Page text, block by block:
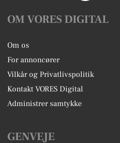
OM VORES DIGITAL
Om os
For annoncører
Vilkår og Privatlivspolitik
Kontakt VORES Digital
Administrer samtykke
GENVEJE